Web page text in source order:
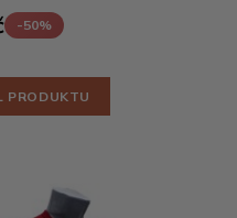
-50%
PRODUKTU